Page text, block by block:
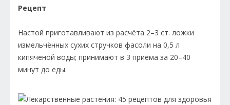
Рецепт
Настой приготавливают из расчёта 2–3 ст. ложки
измельчённых сухих стручков фасоли на 0,5 л
кипячёной воды; принимают в 3 приёма за 20–40
минут до еды.